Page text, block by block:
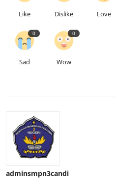
Like Dislike Love
0
Sad
0
Wow
adminsmpn3candi